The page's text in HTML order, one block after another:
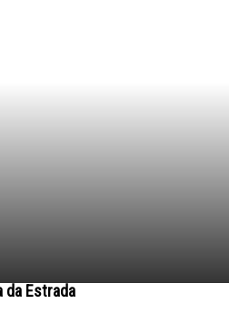
da Estrada